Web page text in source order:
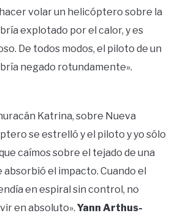
volar un helicóptero sobre la
explotado por el calor, y es
De todos modos, el piloto de un
negado rotundamente».
Katrina, sobre Nueva
se estrelló y el piloto y yo sólo
caímos sobre el tejado de una
absorbió el impacto. Cuando el
en espiral sin control, no
en absoluto». Yann Arthus-